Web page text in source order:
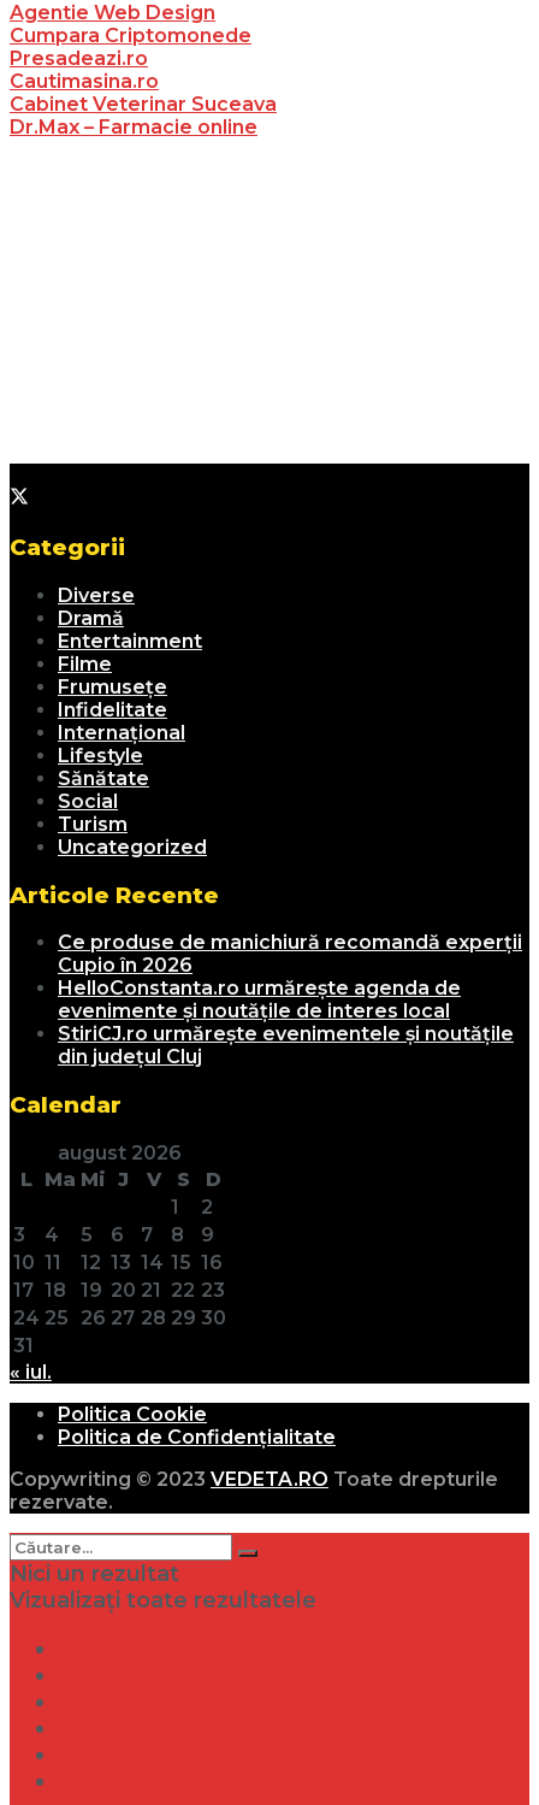
Agentie Web Design
Cumpara Criptomonede
Presadeazi.ro
Cautimasina.ro
Cabinet Veterinar Suceava
Dr.Max – Farmacie online
Categorii
Diverse
Dramă
Entertainment
Filme
Frumusețe
Infidelitate
Internațional
Lifestyle
Sănătate
Social
Turism
Uncategorized
Articole Recente
Ce produse de manichiură recomandă experții
Cupio în 2026
HelloConstanta.ro urmărește agenda de
evenimente și noutățile de interes local
StiriCJ.ro urmărește evenimentele și noutățile
din județul Cluj
Calendar
august 2026
L Ma Mi J V S
D
1
2
3
4 5 6 7 8
9
10 11 12 13 14 15 16
17 18 19 20 21 22 23
24 25 26 27 28 29 30
31
« iul.
Politica Cookie
Politica de Confidențialitate
Copywriting © 2023 VEDETA.RO Toate drepturile
rezervate.
Nici un rezultat
Vizualizați toate rezultatele